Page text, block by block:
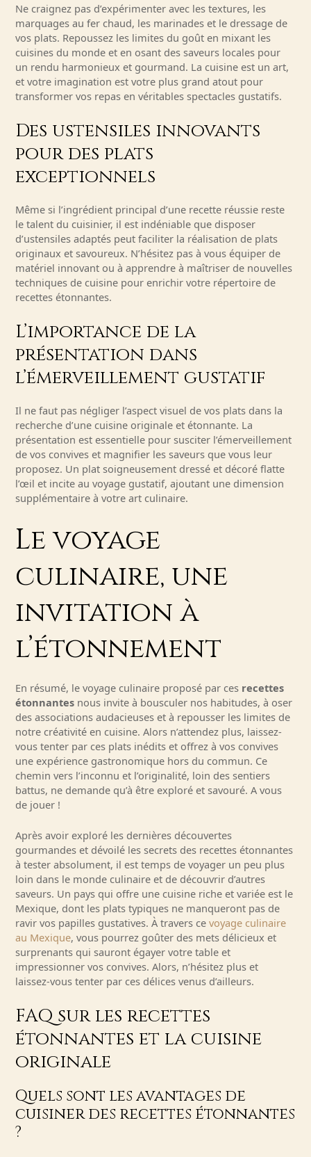
Ne craignez pas d’expérimenter avec les textures, les
marquages au fer chaud, les marinades et le dressage de
vos plats. Repoussez les limites du goût en mixant les
cuisines du monde et en osant des saveurs locales pour
un rendu harmonieux et gourmand. La cuisine est un art,
et votre imagination est votre plus grand atout pour
transformer vos repas en véritables spectacles gustatifs.
Des ustensiles innovants
pour des plats
exceptionnels
Même si l’ingrédient principal d’une recette réussie reste
le talent du cuisinier, il est indéniable que disposer
d’ustensiles adaptés peut faciliter la réalisation de plats
originaux et savoureux. N’hésitez pas à vous équiper de
matériel innovant ou à apprendre à maîtriser de nouvelles
techniques de cuisine pour enrichir votre répertoire de
recettes étonnantes.
L’importance de la
présentation dans
l’émerveillement gustatif
Il ne faut pas négliger l’aspect visuel de vos plats dans la
recherche d’une cuisine originale et étonnante. La
présentation est essentielle pour susciter l’émerveillement
de vos convives et magnifier les saveurs que vous leur
proposez. Un plat soigneusement dressé et décoré flatte
l’œil et incite au voyage gustatif, ajoutant une dimension
supplémentaire à votre art culinaire.
Le voyage
culinaire, une
invitation à
l’étonnement
En résumé, le voyage culinaire proposé par ces recettes
étonnantes nous invite à bousculer nos habitudes, à oser
des associations audacieuses et à repousser les limites de
notre créativité en cuisine. Alors n’attendez plus, laissez-
vous tenter par ces plats inédits et offrez à vos convives
une expérience gastronomique hors du commun. Ce
chemin vers l’inconnu et l’originalité, loin des sentiers
battus, ne demande qu’à être exploré et savouré. A vous
de jouer !
Après avoir exploré les dernières découvertes
gourmandes et dévoilé les secrets des recettes étonnantes
à tester absolument, il est temps de voyager un peu plus
loin dans le monde culinaire et de découvrir d’autres
saveurs. Un pays qui offre une cuisine riche et variée est le
Mexique, dont les plats typiques ne manqueront pas de
ravir vos papilles gustatives. À travers cevoyage culinaire
au Mexique, vous pourrez goûter des mets délicieux et
surprenants qui sauront égayer votre table et
impressionner vos convives. Alors, n’hésitez plus et
laissez-vous tenter par ces délices venus d’ailleurs.
FAQ sur les recettes
étonnantes et la cuisine
originale
Quels sont les avantages de
cuisiner des recettes étonnantes
?